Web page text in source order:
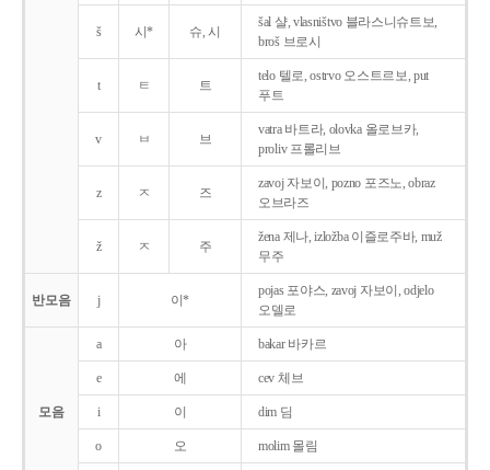
š 시* 슈, 시
šal 샬, vlasništvo 블라스니슈트보,
broš 브로시
t ㅌ 트
telo 텔로, ostrvo 오스트르보, put
푸트
v ㅂ 브
vatra 바트라, olovka 올로브카,
proliv 프롤리브
z ㅈ 즈
zavoj 자보이, pozno 포즈노, obraz
오브라즈
ž ㅈ 주
žena 제나, izložba 이즐로주바, muž
무주
반모음 j 이*
pojas 포야스, zavoj 자보이, odjelo
오델로
모음
a 아 bakar 바카르
e 에 cev 체브
i 이 dim 딤
o 오 molim 몰림